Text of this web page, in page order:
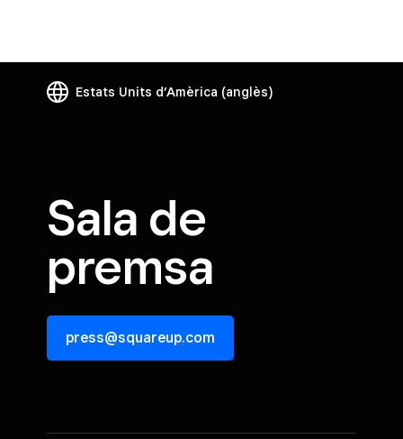
Estats Units d’Amèrica (anglès)
Sala de
premsa
press@squareup.com